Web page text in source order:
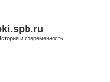
и современность.